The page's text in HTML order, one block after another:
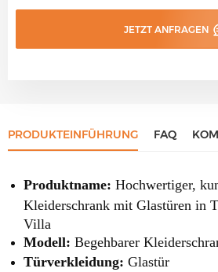
JETZT ANFRAGEN
PRODUKTEINFÜHRUNG FAQ
Produktname: Hochwertiger,
Kleiderschrank mit Glastüren in
Villa
Modell: Begehbarer
Türverkleidung: Glastür